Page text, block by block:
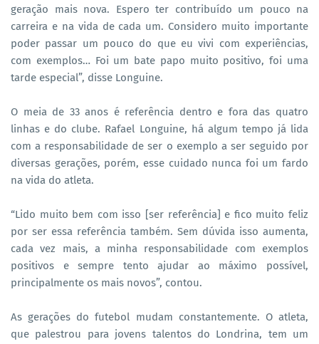
geração mais nova. Espero ter contribuído um pouco na
carreira e na vida de cada um. Considero muito importante
poder passar um pouco do que eu vivi com experiências,
com exemplos… Foi um bate papo muito positivo, foi uma
tarde especial”, disse Longuine.
O meia de 33 anos é referência dentro e fora das quatro
linhas e do clube. Rafael Longuine, há algum tempo já lida
com a responsabilidade de ser o exemplo a ser seguido por
diversas gerações, porém, esse cuidado nunca foi um fardo
na vida do atleta.
“Lido muito bem com isso [ser referência] e fico muito feliz
por ser essa referência também. Sem dúvida isso aumenta,
cada vez mais, a minha responsabilidade com exemplos
positivos e sempre tento ajudar ao máximo possível,
principalmente os mais novos”, contou.
As gerações do futebol mudam constantemente. O atleta,
que palestrou para jovens talentos do Londrina, tem um